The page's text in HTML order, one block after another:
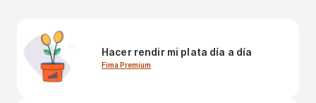
Hacer rendir mi plata día a día
Fima Premium